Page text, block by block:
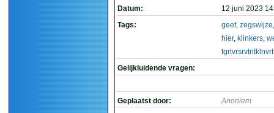
Datum:
12 juni 2023
Tags:
geef, zegswijze
hier, klinkers,
Gelijkluidende vragen:
Geplaatst door: Anoniem